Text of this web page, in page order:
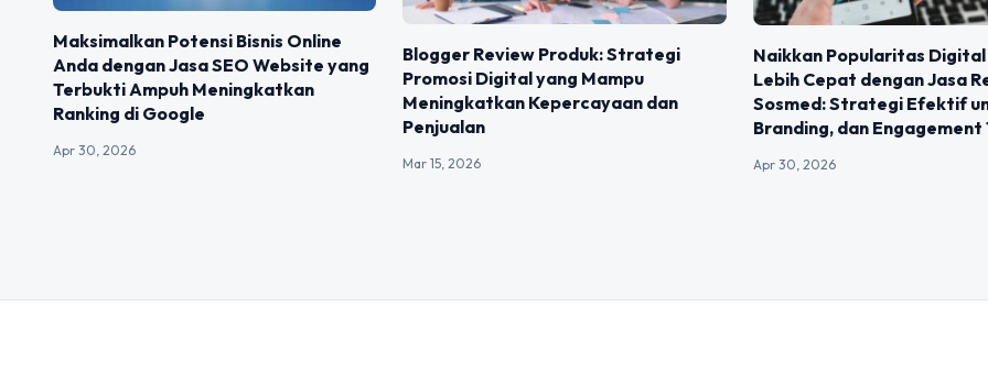
Maksimalkan Potensi Bisnis Online
Anda dengan Jasa SEO Website yang
Terbukti Ampuh Meningkatkan
Ranking di Google
Apr 30, 2026
Blogger Review Produk: Strategi
Promosi Digital yang Mampu
Meningkatkan Kepercayaan dan
Penjualan
Mar 15, 2026
Naikkan Popularitas
Lebih Cepat dengan Jasa
Sosmed: Strategi Efektif
Branding, dan Engagement
Apr 30, 2026